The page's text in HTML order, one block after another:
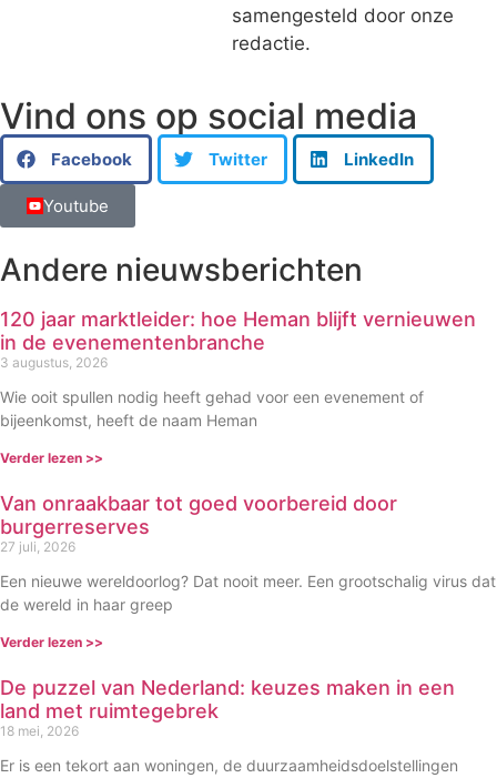
samengesteld door onze
redactie.
Vind ons op social media
Facebook Twitter LinkedIn
Youtube
Andere nieuwsberichten
120 jaar marktleider: hoe Heman blijft vernieuwen
in de evenementenbranche
3 augustus, 2026
Wie ooit spullen nodig heeft gehad voor een evenement of
bijeenkomst, heeft de naam Heman
Verder lezen >>
Van onraakbaar tot goed voorbereid door
burgerreserves
27 juli, 2026
Een nieuwe wereldoorlog? Dat nooit meer. Een grootschalig virus dat
de wereld in haar greep
Verder lezen >>
De puzzel van Nederland: keuzes maken in een
land met ruimtegebrek
18 mei, 2026
Er is een tekort aan woningen, de duurzaamheidsdoelstellingen